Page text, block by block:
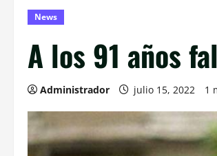
News
A los 91 años
Administrador julio 15, 2022 1